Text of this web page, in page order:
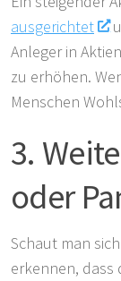
ausgerichtet
Anleger in
zu erhöhen.
Menschen
3.
oder
Schaut man
erkennen, dass